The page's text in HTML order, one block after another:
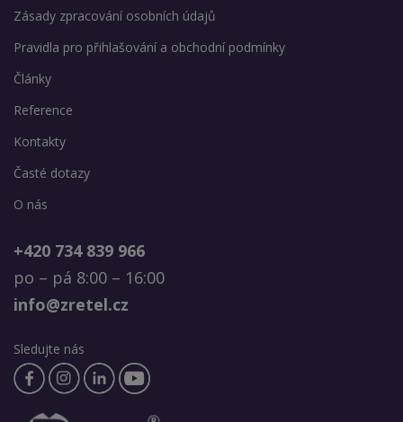
Zásady zpracování osobních údajů
Pravidla pro přihlašování a obchodní podmínky
Články
Reference
Kontakty
Časté dotazy
O nás
+420 734 839 966
po – pá 8:00 – 16:00
info@zretel.cz
Sledujte nás